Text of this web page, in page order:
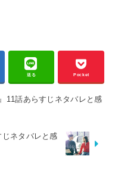
送る Pocket
11話あらすじネタバレと感
じネタバレと感